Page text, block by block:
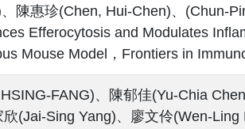
陳惠珍(Chen, Hui-Chen)、(Chun-
Efferocytosis and Modulates
Mouse Model，Frontiers in
FANG)、陳郁佳(Yu-Chia
(Jai-Sing Yang)、廖文伶(Wen-